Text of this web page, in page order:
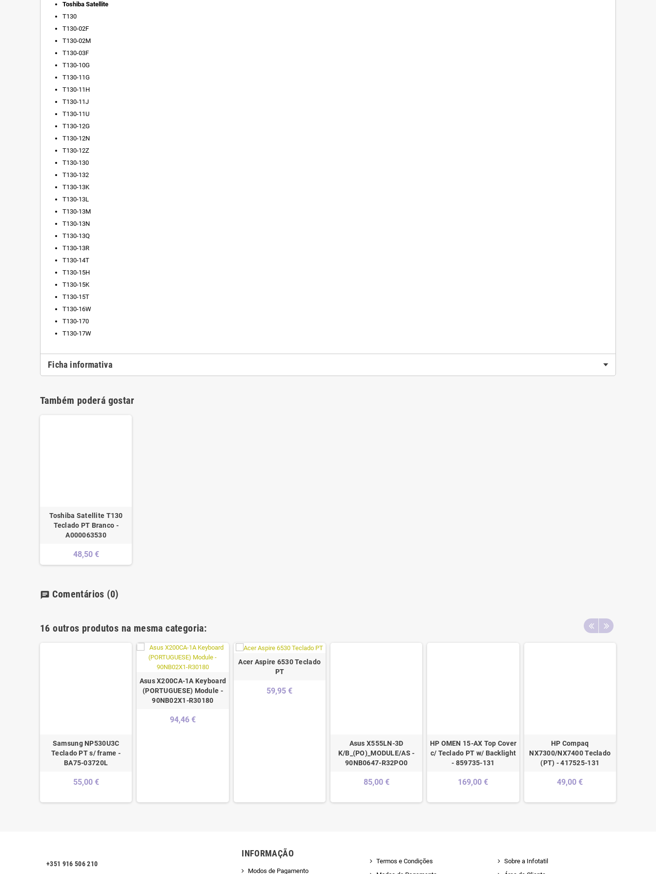
Toshiba Satellite
T130
T130-02F
T130-02M
T130-03F
T130-10G
T130-11G
T130-11H
T130-11J
T130-11U
T130-12G
T130-12N
T130-12Z
T130-130
T130-132
T130-13K
T130-13L
T130-13M
T130-13N
T130-13Q
T130-13R
T130-14T
T130-15H
T130-15K
T130-15T
T130-16W
T130-170
T130-17W
Ficha informativa
Também poderá gostar
Toshiba Satellite T130
Teclado PT Branco -
A000063530
48,50 €
chat Comentários (0)
16 outros produtos na mesma categoria:
Samsung NP530U3C
Teclado PT s/ frame -
BA75-03720L
55,00 €
Asus X200CA-1A Keyboard
(PORTUGUESE) Module -
90NB02X1-R30180
94,46 €
Acer Aspire 6530 Teclado
PT
59,95 €
Asus X555LN-3D
K/B_(PO)_MODULE/AS -
90NB0647-R32PO0
85,00 €
HP OMEN 15-AX Top Cover
c/ Teclado PT w/ Backlight
- 859735-131
169,00 €
HP Compaq
NX7300/NX7400 Teclado
(PT) - 417525-131
49,00 €
+351 916 506 210
INFORMAÇÃO
Modos de Pagamento
Termos e Condições
Sobre a Infotatil